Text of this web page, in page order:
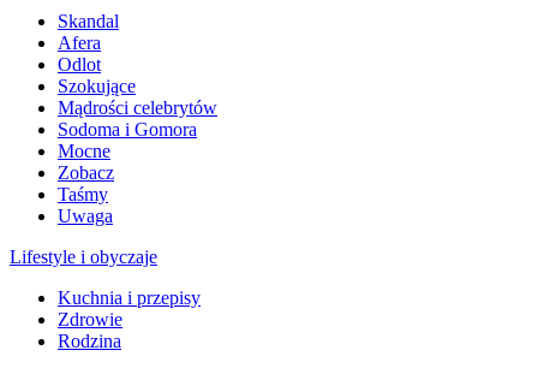
Skandal
Afera
Odlot
Szokujące
Mądrości celebrytów
Sodoma i Gomora
Mocne
Zobacz
Taśmy
Uwaga
Lifestyle i obyczaje
Kuchnia i przepisy
Zdrowie
Rodzina